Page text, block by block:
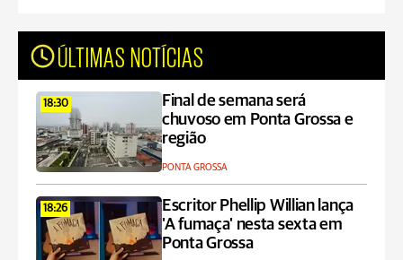
ÚLTIMAS NOTÍCIAS
18:30
Final de semana será
chuvoso em Ponta Grossa e
região
PONTA GROSSA
18:26
Escritor Phellip Willian lança
'A fumaça' nesta sexta em
Ponta Grossa